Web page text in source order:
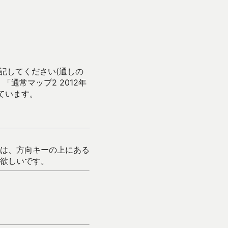
してください(通しの
「通常マップ2 2012年
います。
、方向キーの上にある
しいです。